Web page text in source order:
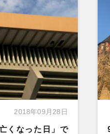
2018年09月28日
くなった日」で